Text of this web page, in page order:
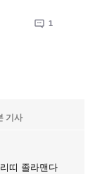
1
기사
띠 졸라맨다